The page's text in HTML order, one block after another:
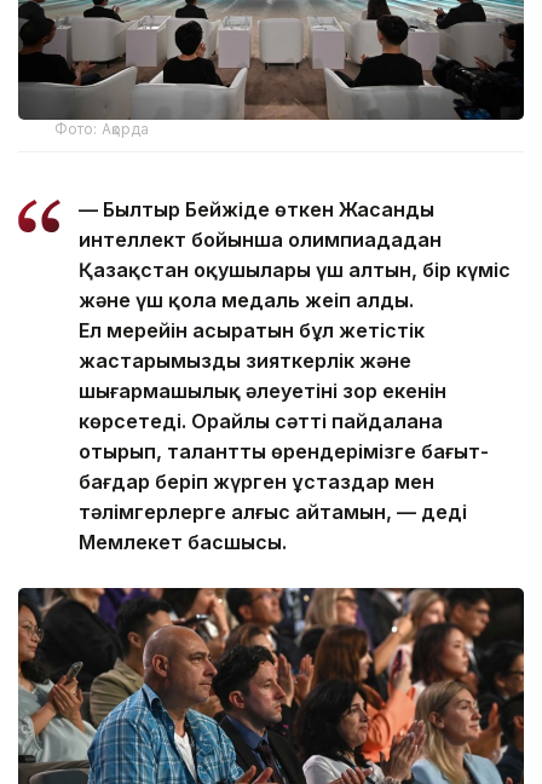
Фото: Ақорда
— Былтыр Бейжіңде өткен Жасанды
интеллект бойынша олимпиададан
Қазақстан оқушылары үш алтын, бір күміс
және үш қола медаль жеңіп алды.
Ел мерейін асыратын бұл жетістік
жастарымыздың зияткерлік және
шығармашылық әлеуетінің зор екенін
көрсетеді. Орайлы сәтті пайдалана
отырып, талантты өрендерімізге бағыт-
бағдар беріп жүрген ұстаздар мен
тәлімгерлерге алғыс айтамын, — деді
Мемлекет басшысы.